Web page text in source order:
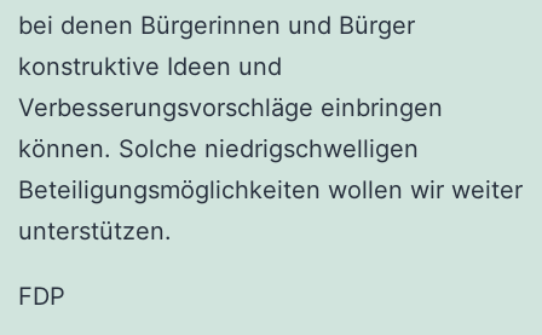
bei denen Bürgerinnen und Bürger
konstruktive Ideen und
Verbesserungsvorschläge einbringen
können. Solche niedrigschwelligen
Beteiligungsmöglichkeiten wollen wir weiter
unterstützen.
FDP